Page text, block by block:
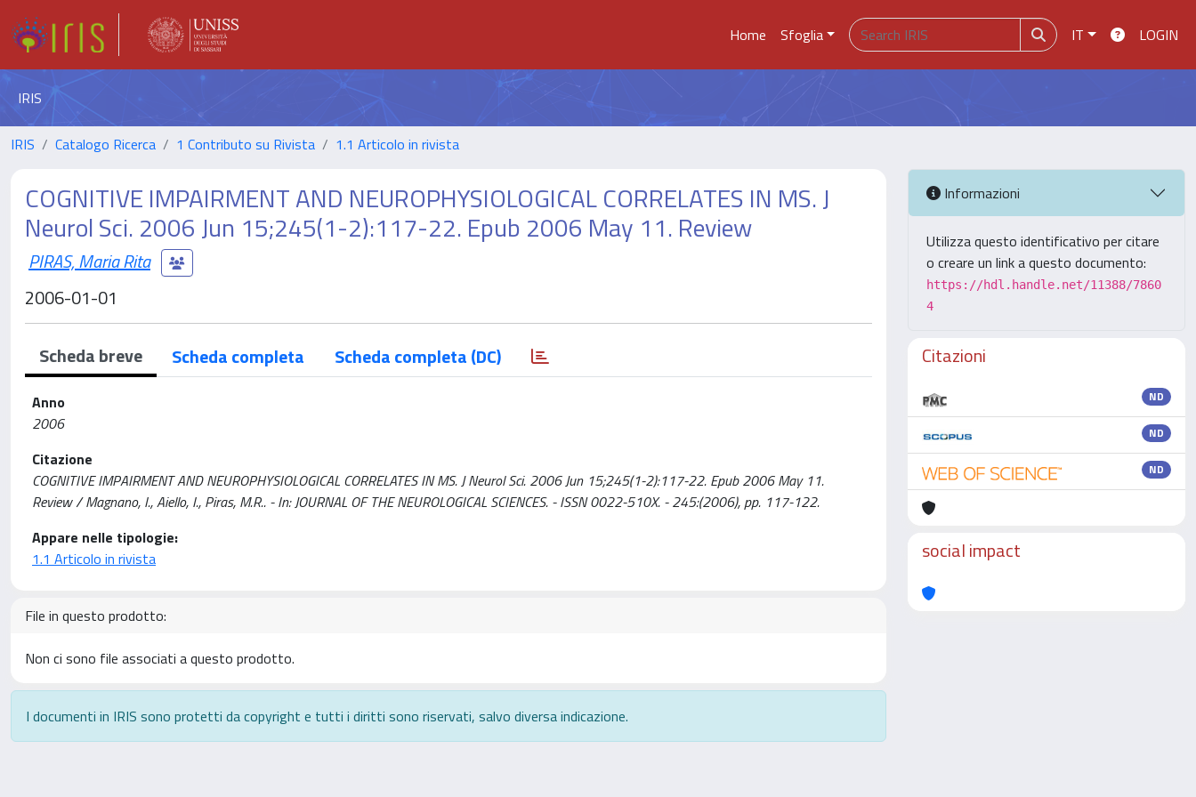
Home Sfoglia IT LOGIN
IRIS
IRIS Catalogo Ricerca 1 Contributo su Rivista 1.1 Articolo in rivista
COGNITIVE IMPAIRMENT AND NEUROPHYSIOLOGICAL CORRELATES IN MS. J
Neurol Sci. 2006 Jun 15;245(1-2):117-22. Epub 2006 May 11. Review
PIRAS, Maria Rita
2006-01-01
Scheda breve Scheda completa Scheda completa (DC)
Anno
2006
Citazione
COGNITIVE IMPAIRMENT AND NEUROPHYSIOLOGICAL CORRELATES IN MS. J Neurol Sci. 2006 Jun 15;245(1-2):117-22. Epub 2006 May 11.
Review / Magnano, I., Aiello, I., Piras, M.R.. - In: JOURNAL OF THE NEUROLOGICAL SCIENCES. - ISSN 0022-510X. - 245:(2006), pp. 117-122.
Appare nelle tipologie:
1.1 Articolo in rivista
File in questo prodotto:
Non ci sono file associati a questo prodotto.
I documenti in IRIS sono protetti da copyright e tutti i diritti sono riservati, salvo diversa indicazione.
Informazioni
Utilizza questo identificativo per citare
o creare un link a questo documento:
https://hdl.handle.net/11388/7860
4
Citazioni
ND
ND
ND
social impact